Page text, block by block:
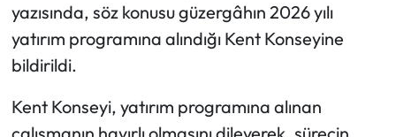
yazısında, söz konusu güzergâhın 2026 yılı
yatırım programına alındığı Kent Konseyine
bildirildi.
Kent Konseyi, yatırım programına alınan